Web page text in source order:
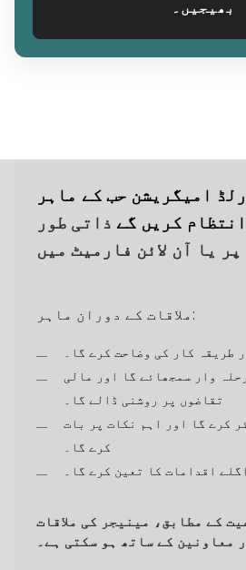
بھیجیں۔
امیگریشن حب کے ماہر
کریں گے ذاتی طور
پر یا آن لائن فارمیٹ میں
ملاقات کے دوران ماہر:
طریقہ کار کی وضاحت کرے گا۔
وار سمجھائے گا اور مالی
تقاضوں پر روشنی ڈالے گا۔
کرے گا اور اہم نکات پر بات
کرے گا۔
اقدامات کا تعین کرے گا۔
کے مطابق، مینیجر کی ملاقات
معاونین کے ساتھ ہو سکتی ہے۔